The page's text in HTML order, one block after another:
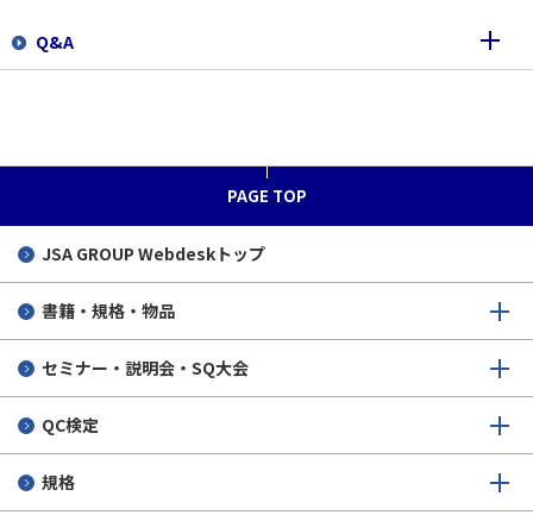
4級用テキスト
認定カード
受検者データ、学校申込データ
合格者の声
合格者の声 4級
「QC検定最初の一歩」
Q&A
団体申込（担当者向け）
変更・キャンセル
申込後から試験当日まで
受検後
その他
PAGE TOP
JSA GROUP Webdeskトップ
書籍・規格・物品
セミナー・説明会・SQ大会
QC検定
規格